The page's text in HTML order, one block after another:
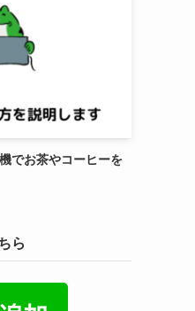
でお茶やコーヒーを
ら